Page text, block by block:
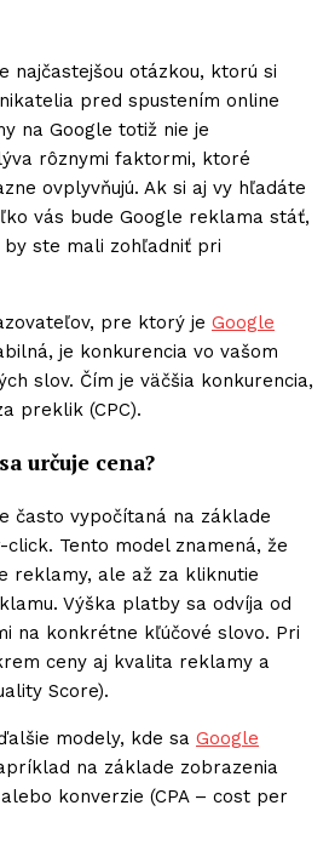
najčastejšou otázkou, ktorú si
pred spustením online
na Google totiž nie je
rôznymi faktormi, ktoré
ovplyvňujú. Ak si aj vy hľadáte
vás bude Google reklama stáť,
ste mali zohľadniť pri
pre ktorý je Google
je konkurencia vo vašom
slov. Čím je väčšia konkurencia,
preklik (CPC).
určuje cena?
často vypočítaná na základe
Tento model znamená, že
reklamy, ale až za kliknutie
Výška platby sa odvíja od
na konkrétne kľúčové slovo. Pri
ceny aj kvalita reklamy a
Score).
modely, kde sa Google
na základe zobrazenia
konverzie (CPA – cost per